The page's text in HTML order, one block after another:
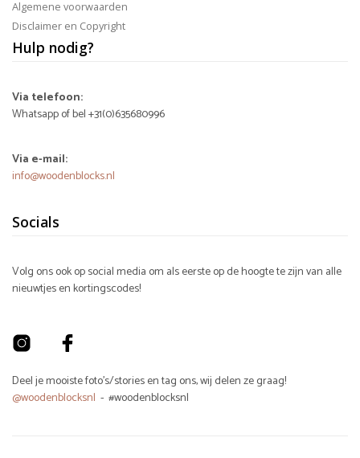
Algemene voorwaarden
Disclaimer en Copyright
Hulp nodig?
Via telefoon:
Whatsapp of bel +31(0)635680996
Via e-mail:
info@woodenblocks.nl
Socials
Volg ons ook op social media om als eerste op de hoogte te zijn van alle
nieuwtjes en kortingscodes!
Deel je mooiste foto's/stories en tag ons, wij delen ze graag!
@woodenblocksnl - #woodenblocksnl